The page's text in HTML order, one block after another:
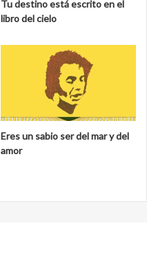
Tu destino está escrito en el
libro del cielo
Eres un sabio ser del mar y del
amor